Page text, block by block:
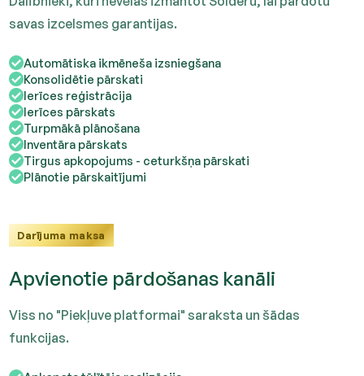
savas izcelsmes garantijas.
Automātiska ikmēneša izsniegšana
Konsolidētie pārskati
Ierīces reģistrācija
Ierīces pārskats
Turpmākā plānošana
Inventāra pārskats
Tirgus apkopojums - ceturkšņa pārskati
Plānotie pārskaitījumi
Darījuma maksa
Apvienotie pārdošanas kanāli
Viss no "Piekļuve platformai" saraksta un šādas
funkcijas.